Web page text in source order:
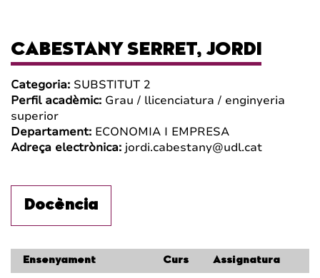
CABESTANY SERRET, JORDI
Categoria: SUBSTITUT 2
Perfil acadèmic: Grau / llicenciatura / enginyeria
superior
Departament: ECONOMIA I EMPRESA
Adreça electrònica: jordi.cabestany@udl.cat
Docència
Ensenyament Curs Assignatura